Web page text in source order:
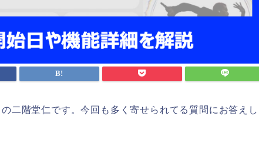
二階堂仁です。今回も多く寄せられてる質問にお答えし